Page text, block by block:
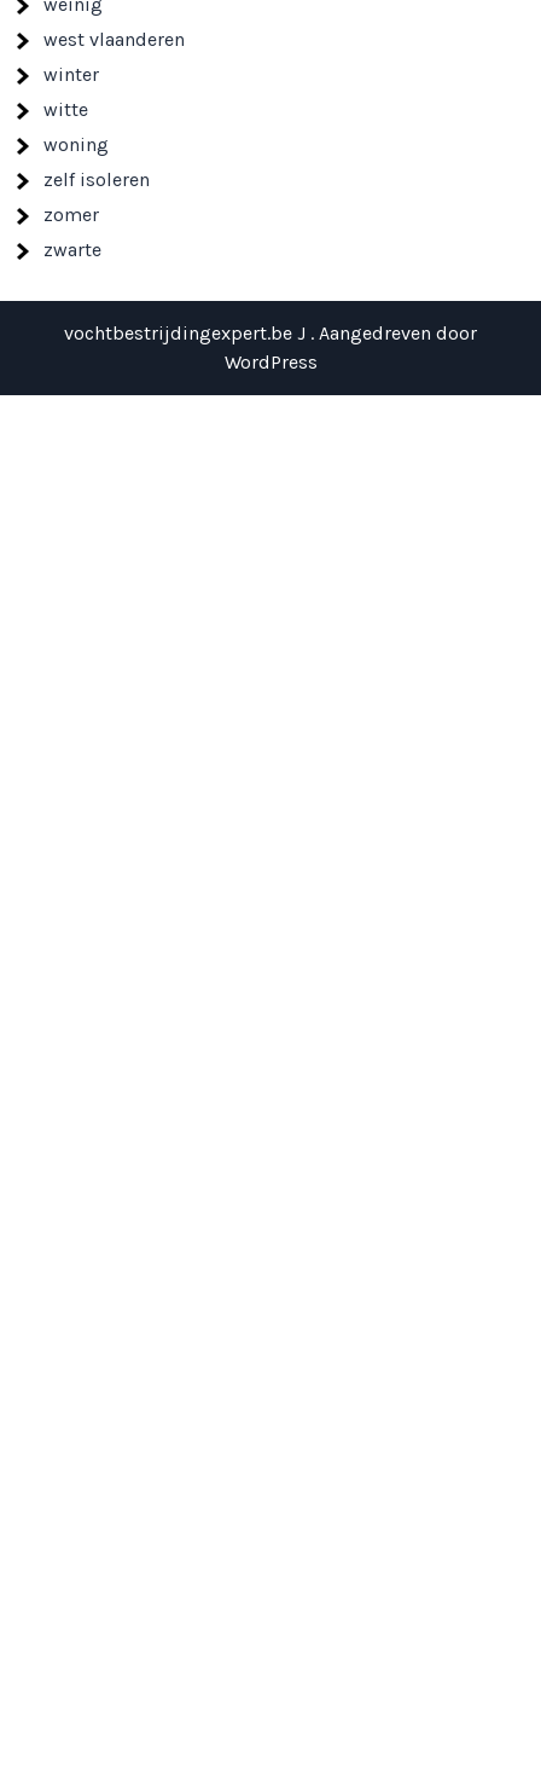
west vlaanderen
winter
witte
woning
zelf isoleren
zomer
zwarte
vochtbestrijdingexpert.be J . Aangedreven door
WordPress